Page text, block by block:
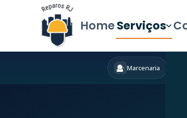
HomeServiços
Marcenaria